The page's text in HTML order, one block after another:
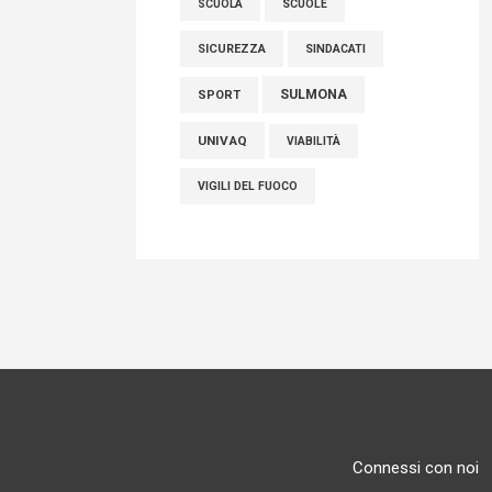
SCUOLA SCUOLE
SICUREZZA SINDACATI
SPORT SULMONA
UNIVAQ VIABILITÀ
VIGILI DEL FUOCO
Connessi con noi